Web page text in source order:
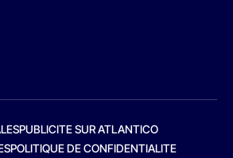
PUBLICITE SUR ATLANTICO
POLITIQUE DE CONFIDENTIALITE